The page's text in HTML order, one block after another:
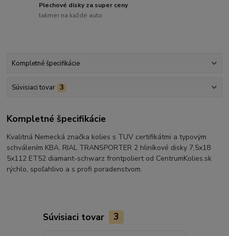
Plechové disky za super ceny
takmer na každé auto
Kompletné špecifikácie
Súvisiaci tovar 3
Kompletné špecifikácie
Kvalitná Nemecká značka kolies s TUV certifikátmi a typovým
schválením KBA. RIAL TRANSPORTER 2 hliníkové disky 7,5x18
5x112 ET52 diamant-schwarz frontpoliert od CentrumKolies.sk
rýchlo, spoľahlivo a s profi poradenstvom.
Súvisiaci tovar 3